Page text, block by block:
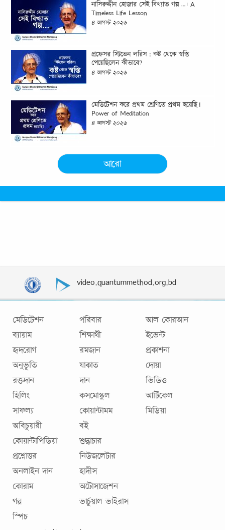
নাসিরুদ্দীন হোজার সেই বিখ্যাত গল্প …। A
Timeless Life Lesson
৪ আগস্ট ২০২৬
প্রফেসর স্টিভেন লরিস : কষ্ট থেকে স্বস্তি
পেয়েছিলেন কীভাবে?
৪ আগস্ট ২০২৬
মেডিটেশন করে প্রথম শ্রেণিতে প্রথম হয়েছি!|
Power of Meditation
৪ আগস্ট ২০২৬
আরো
video.quantummethod.org.bd
মেডিটেশন
ব্যায়াম
হৃদরোগ
অনুভূতি
রক্তদান
হিলিং
সাফল্য
পরিবার
শিক্ষার্থী
রমজান
যাকাত
দান
কসমোস্কুল
কোয়ান্টামম
আল কোরআন
ইভেন্ট
প্রকাশনা
দোয়া
ভিডিও
আর্টিকেল
মিডিয়া
অবিচুয়ারী
কোয়ান্টাপিডিয়া
প্রশ্নোত্তর
অনলাইন দান
কোরাম
গল্প
স্পিচ
বই
শুদ্ধাচার
নিউজলেটার
হাদীস
অটোসাজেশন
ভার্চুয়াল ভাইরাস